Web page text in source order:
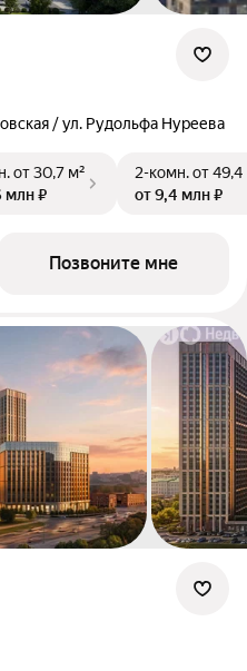
/ ул. Рудольфа Нуреева
от 30,7 м²
млн ₽
2-комн.от 49,4
от 9,4 млн ₽
Позвоните мне